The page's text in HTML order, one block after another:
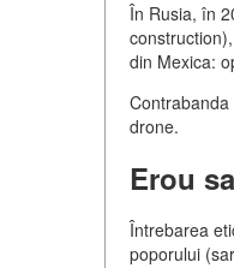
În Rusia, în
din Mexica:
drone.
Erou
Întrebarea
poporului